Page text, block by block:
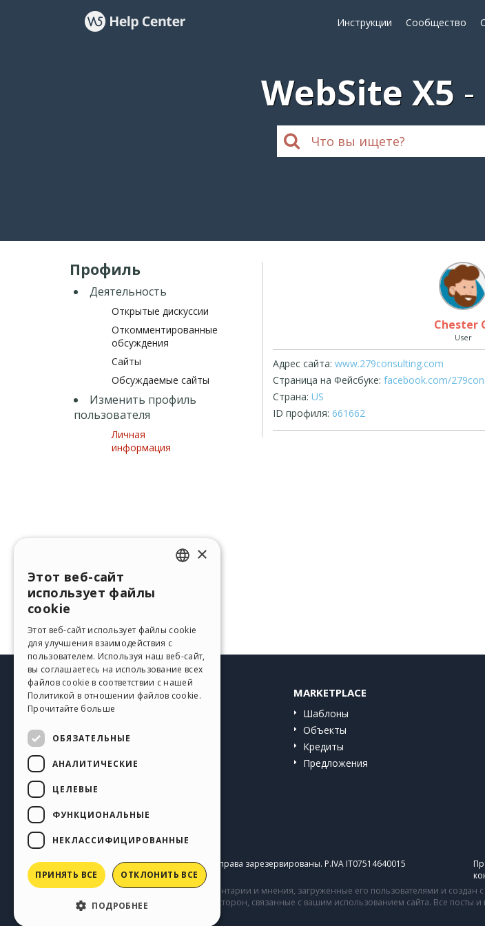
Инструкции Сообщество
WebSite X5
Профиль
Деятельность
Открытые дискуссии
Откомментированные
обсуждения
Сайты
Обсуждаемые сайты
Изменить профиль
пользователя
Личная
информация
Chester
User
Адрес сайта: www.279consulting.com
Страница на Фейсбуке: facebook.com/
Страна: US
ID профиля: 661662
HELP CENTER
Инструкции
MARKETPLACE
Шаблоны
Объекты
Кредиты
Предложения
Copyright © 2026Incomedia s.r.l.Все права зарезервированы. P.IVA IT07514640015
Сайт содержит информацию, комментарии и мнения, загруженные его пользователями и создан
комментарии и поведение третьих сторон, связанные с вашим использованием сайта. Все
Incomedia.
GERMAN
SPANISH
PORTUGUESE
POLISH
×
Этот веб-сайт
использует файлы
cookie
Этот веб-сайт использует файлы cookie
для улучшения взаимодействия с
пользователем. Используя наш веб-сайт,
вы соглашаетесь на использование всех
файлов cookie в соответствии с нашей
Политикой в ​​отношении файлов cookie.
Прочитайте больше
ОБЯЗАТЕЛЬНЫЕ
АНАЛИТИЧЕСКИЕ
ЦЕЛЕВЫЕ
ФУНКЦИОНАЛЬНЫЕ
НЕКЛАССИФИЦИРОВАННЫЕ
ПРИНЯТЬ ВСЕ ОТКЛОНИТЬ ВСЕ
ПОДРОБНЕЕ